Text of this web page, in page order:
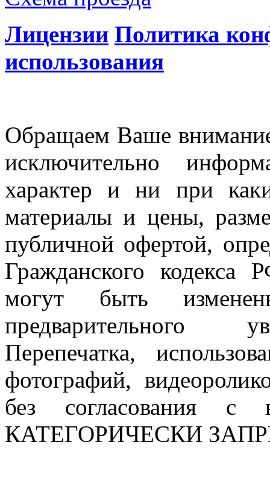
Лицензии Политика
использования
Обращаем Ваше
исключительно
характер и ни при
материалы и цены,
публичной офертой,
Гражданского
могут быть
предварительного
Перепечатка,
фотографий,
без согласования с
КАТЕГОРИЧЕСКИ